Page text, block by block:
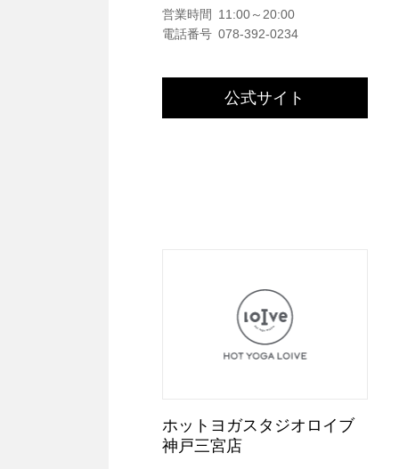
営業時間 11:00～20:00
電話番号 078-392-0234
公式サイト
ホットヨガスタジオロイブ
神戸三宮店